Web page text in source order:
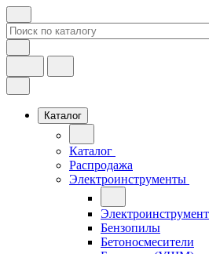
Каталог
Каталог
Распродажа
Электроинструменты
Бензопилы
Бетоносмесители